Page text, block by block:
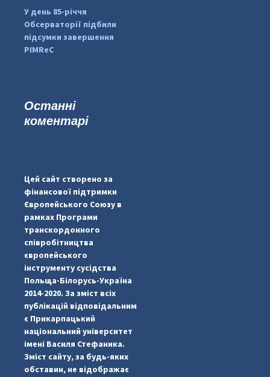
У день 85-річчя
Обсерваторії підбили
підсумки завершення
PIMReC
Останні
коментарі
Цей сайт створено за
фінансової підтримки
Європейського Союзу в
рамках Програми
транскордонного
співробітництва
європейського
інструменту сусідства
Польща-Білорусь-Україна
2014-2020. За зміст всіх
публікацій відповідальним
є Прикарпацький
національний університет
імені Василя Стефаника.
Зміст сайту, за будь-яких
обставин, не відображає